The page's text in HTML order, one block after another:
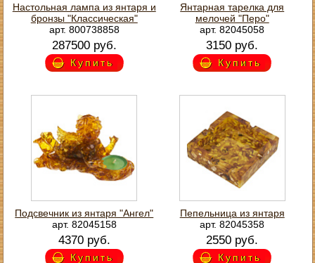
Настольная лампа из янтаря и
бронзы "Классическая"
арт. 800738858
287500 руб.
Купить
Янтарная тарелка для
мелочей "Перо"
арт. 82045058
3150 руб.
Купить
Подсвечник из янтаря "Ангел"
арт. 82045158
4370 руб.
Купить
Пепельница из янтаря
арт. 82045358
2550 руб.
Купить